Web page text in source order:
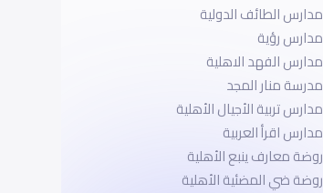
مدارس الطائف الدولية
مدارس رؤية
مدارس الفهد الاهلية
مدرسة منار المجد
مدارس تربية الأجيال الأهلية
مدارس اقرأ العربية
روضة معارف ينبع الأهلية
روضة ضي المضئية الأهلية